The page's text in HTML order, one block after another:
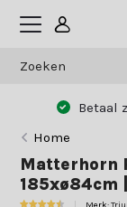
Betaal
Home
Matterhorn
185xø84cm